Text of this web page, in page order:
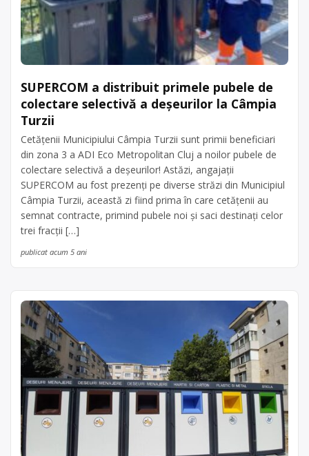
SUPERCOM a distribuit primele pubele de
colectare selectivă a deșeurilor la Câmpia
Turzii
Cetățenii Municipiului Câmpia Turzii sunt primii beneficiari
din zona 3 a ADI Eco Metropolitan Cluj a noilor pubele de
colectare selectivă a deșeurilor! Astăzi, angajații
SUPERCOM au fost prezenți pe diverse străzi din Municipiul
Câmpia Turzii, această zi fiind prima în care cetățenii au
semnat contracte, primind pubele noi și saci destinați celor
trei fracții […]
publicat acum 5 ani